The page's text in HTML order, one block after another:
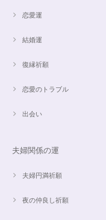
恋愛運
結婚運
復縁祈願
恋愛のトラブル
出会い
夫婦関係の運
夫婦円満祈願
夜の仲良し祈願